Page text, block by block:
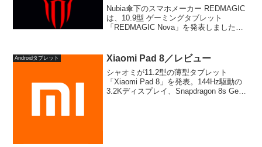
Nubia傘下のスマホメーカー REDMAGIC
は、10.9型 ゲーミングタブレット
「REDMAGIC Nova」を発表しました。
ージョン、144...
Androidタブレット Xiaomi Pad 8／レビュー
シャオミが11.2型の薄型タブレット
「Xiaomi Pad 8」を発表。144Hz駆動の
3.2Kディスプレイ、Snapdragon 8s Gen